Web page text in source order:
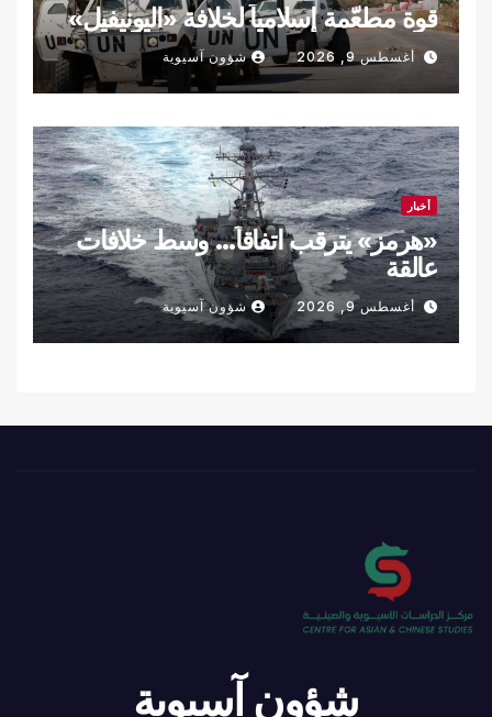
قوة مطعّمة إسلامياً لخلافة «اليونيفيل»
أغسطس 9, 2026 شؤون آسيوية
أخبار
«هرمز» يترقب اتفاقاً… وسط خلافات
عالقة
أغسطس 9, 2026 شؤون آسيوية
شؤون آسيوية